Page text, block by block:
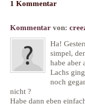
1 Kommentar
Kommentar von:
Ha!
simpel,
habe aber
Lachs
noch
nicht ?
Habe dann eben